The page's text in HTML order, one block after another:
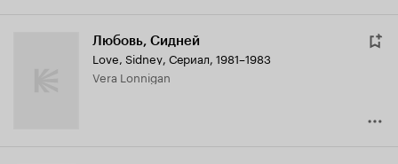
Любовь, Сидней
Love, Sidney, Сериал, 1981–1983
Vera Lonnigan